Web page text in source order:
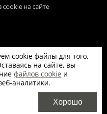
на сайте
сайта.
покиньте сайт.
cookie файлы для того,
на сайте, вы
файлов cookie и
аналитики.
Хорошо